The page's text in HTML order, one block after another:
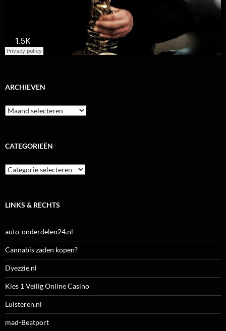
ARCHIEVEN
Archieven
CATEGORIEËN
Categorieën
LINKS & RECHTS
auto-onderdelen24.nl
Cannabis zaden kopen?
Dyezzie.nl
Kies 1 Veilig Online Casino
Luisteren.nl
mad-Beatport